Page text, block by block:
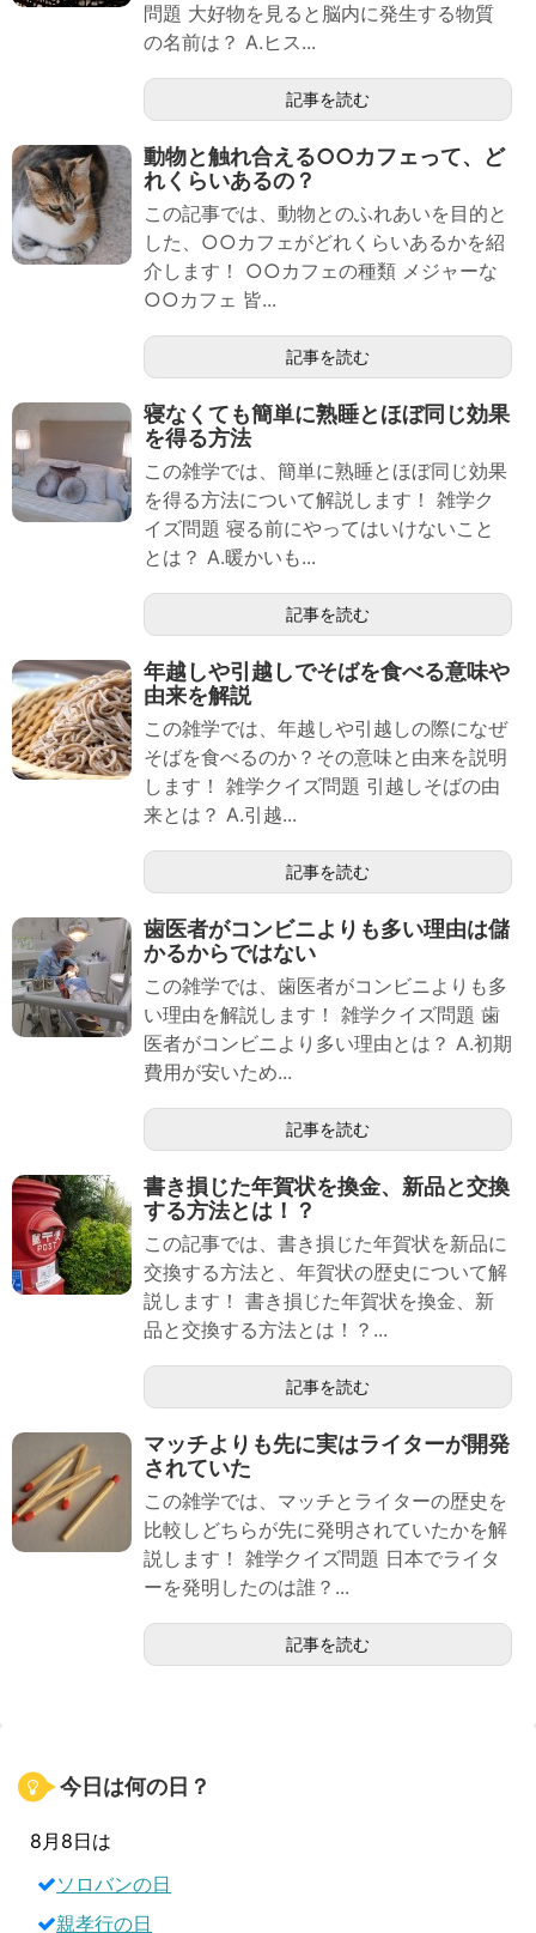
問題 大好物を見ると脳内に発生する物質
の名前は？ A.ヒス...
記事を読む
動物と触れ合える○○カフェって、ど
れくらいあるの？
この記事では、動物とのふれあいを目的と
した、○○カフェがどれくらいあるかを紹
介します！ ○○カフェの種類 メジャーな
○○カフェ 皆...
記事を読む
寝なくても簡単に熟睡とほぼ同じ効果
を得る方法
この雑学では、簡単に熟睡とほぼ同じ効果
を得る方法について解説します！ 雑学ク
イズ問題 寝る前にやってはいけないこと
とは？ A.暖かいも...
記事を読む
年越しや引越しでそばを食べる意味や
由来を解説
この雑学では、年越しや引越しの際になぜ
そばを食べるのか？その意味と由来を説明
します！ 雑学クイズ問題 引越しそばの由
来とは？ A.引越...
記事を読む
歯医者がコンビニよりも多い理由は儲
かるからではない
この雑学では、歯医者がコンビニよりも多
い理由を解説します！ 雑学クイズ問題 歯
医者がコンビニより多い理由とは？ A.初期
費用が安いため...
記事を読む
書き損じた年賀状を換金、新品と交換
する方法とは！？
この記事では、書き損じた年賀状を新品に
交換する方法と、年賀状の歴史について解
説します！ 書き損じた年賀状を換金、新
品と交換する方法とは！？...
記事を読む
マッチよりも先に実はライターが開発
されていた
この雑学では、マッチとライターの歴史を
比較しどちらが先に発明されていたかを解
説します！ 雑学クイズ問題 日本でライタ
ーを発明したのは誰？...
記事を読む
今日は何の日？
8月8日は
ソロバンの日
親孝行の日